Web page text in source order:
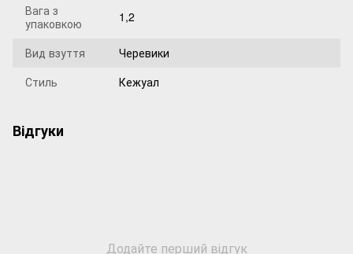
Вага з
упаковкою
1,2
Вид взуття
Черевики
Стиль
Кежуал
Відгуки
Додайте перший відгук